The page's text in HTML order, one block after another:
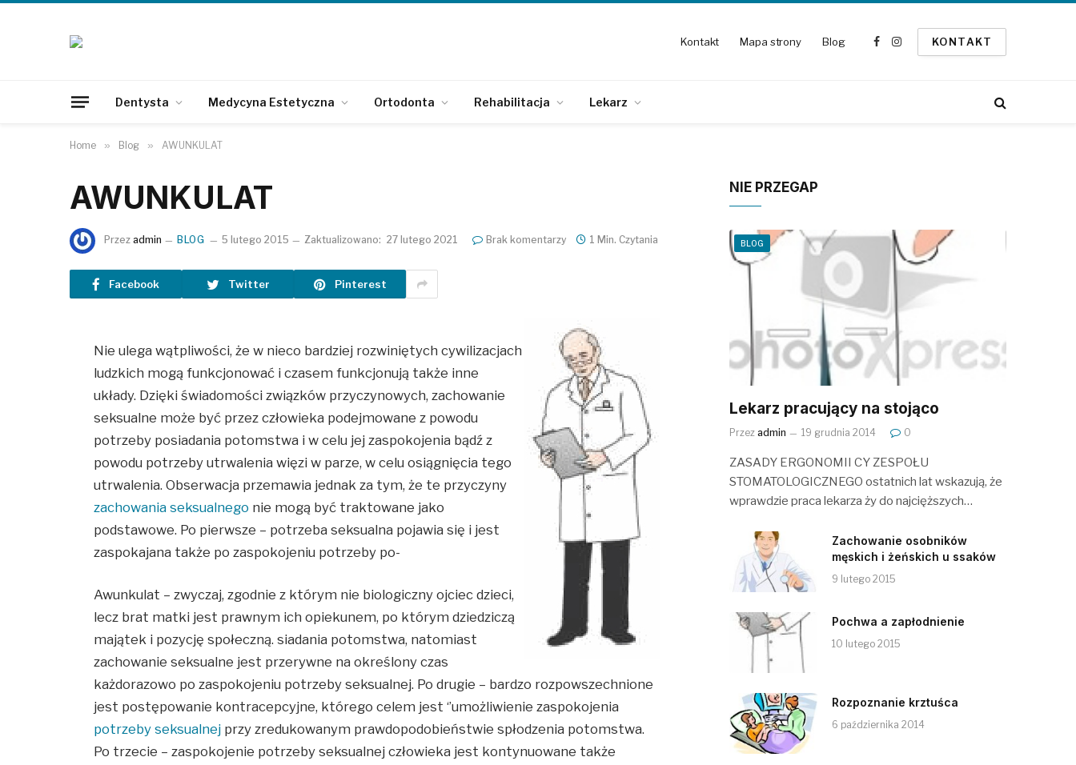
Kontakt Mapa strony Blog
Facebook
Instagram
KONTAKT
Dentysta Medycyna Estetyczna Ortodonta Rehabilitacja Lekarz
Home » Blog » AWUNKULAT
AWUNKULAT
Przez admin BLOG 5 lutego 2015 Zaktualizowano: 27 lutego 2021 Brak komentarzy 1 Min. Czytania
Facebook Twitter Pinterest
Nie ulega wątpliwości, że w nieco bardziej rozwiniętych cywilizacjach
ludzkich mogą funkcjonować i czasem funkcjonują także inne
układy. Dzięki świadomości związków przyczynowych, zachowanie
seksualne może być przez człowieka podejmowane z powodu
potrzeby posiadania potomstwa i w celu jej zaspokojenia bądź z
powodu potrzeby utrwalenia więzi w parze, w celu osiągnięcia tego
utrwalenia. Obserwacja przemawia jednak za tym, że te przyczyny
zachowania seksualnego nie mogą być traktowane jako
podstawowe. Po pierwsze – potrzeba seksualna pojawia się i jest
zaspokajana także po zaspokojeniu potrzeby po-
Awunkulat – zwyczaj, zgodnie z którym nie biologiczny ojciec dzieci,
lecz brat matki jest prawnym ich opiekunem, po którym dziedziczą
majątek i pozycję społeczną. siadania potomstwa, natomiast
zachowanie seksualne jest przerywne na określony czas
każdorazowo po zaspokojeniu potrzeby seksualnej. Po drugie – bardzo rozpowszechnione
jest postępowanie kontracepcyjne, którego celem jest ‘’umożliwienie zaspokojenia
potrzeby seksualnej przy zredukowanym prawdopodobieństwie spłodzenia potomstwa.
Po trzecie – zaspokojenie potrzeby seksualnej człowieka jest kontynuowane także
NIE PRZEGAP
BLOG
Lekarz pracujący na stojąco
Przez admin 19 grudnia 2014 0
ZASADY ERGONOMII CY ZESPOŁU
STOMATOLOGICZNEGO ostatnich lat wskazują, że
wprawdzie praca lekarza ży do najcięższych…
Zachowanie osobników
męskich i żeńskich u ssaków
9 lutego 2015
Pochwa a zapłodnienie
10 lutego 2015
Rozpoznanie krztuśca
6 października 2014